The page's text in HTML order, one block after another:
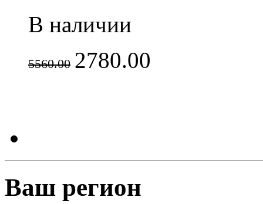
В наличии
5560.00 2780.00
Ваш регион